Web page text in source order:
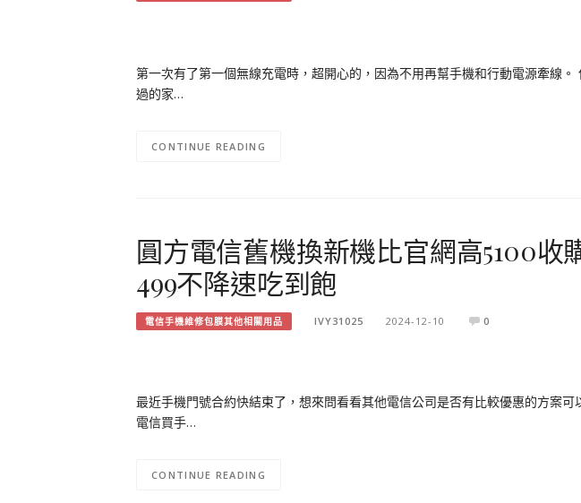
第一次有了第一個無線充電時，超開心的，因為不用再幫手機和行動電源牽線
過的家…
CONTINUE READING
圓方電信舊機換新機比官網高5100收
499不降速吃到飽
電信手機維修包膜其他相關用品 IVY31025 2024-12-10 0
最近手機門號合約快結束了，想來問看看其他電信公司是否有比較優惠的方案
電信買手…
CONTINUE READING